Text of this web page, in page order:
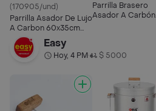
(170905/und)
Parrilla Asador De Lujo
A Carbon 60x35cm
Portatil/desarmable
Parrilla Brasero
Asador A Carbón
Easy
Hoy, 4 PM• $ 5000